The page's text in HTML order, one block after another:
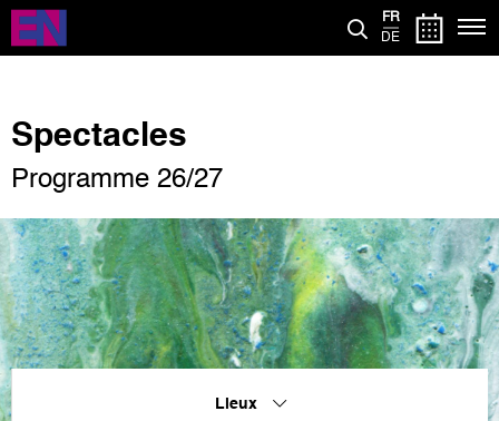
Aller
contenu
FR
DE
Spectacles
Programme 26/27
Lieux